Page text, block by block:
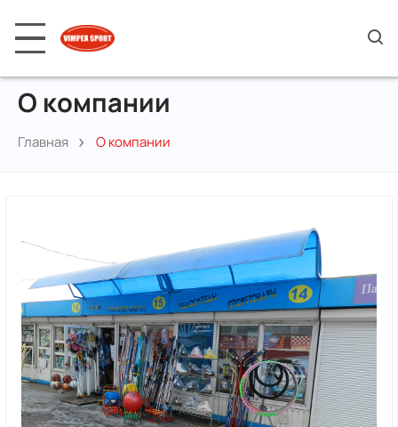
О компании
Главная О компании